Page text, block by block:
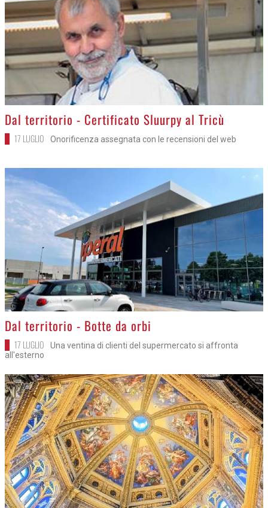
>
Dal territorio - Certificato Sluurpy al Tricù
17 LUGLIO Onorificenza assegnata con le recensioni del web
>
Dal territorio - Botte da orbi
17 LUGLIO
Una ventina di clienti del supermercato si affronta
all'esterno